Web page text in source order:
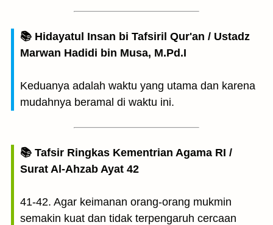
📚 Hidayatul Insan bi Tafsiril Qur'an / Ustadz
Marwan Hadidi bin Musa, M.Pd.I
Keduanya adalah waktu yang utama dan karena
mudahnya beramal di waktu ini.
📚 Tafsir Ringkas Kementrian Agama RI /
Surat Al-Ahzab Ayat 42
41-42. Agar keimanan orang-orang mukmin
semakin kuat dan tidak terpengaruh cercaan